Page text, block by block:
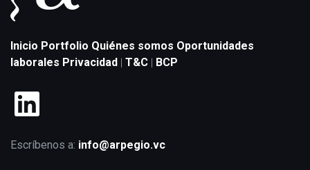
Inicio Portfolio Quiénes somos Oportunidades
laborales Privacidad T&C BCP
LinkedIn
Escríbenos a: info@arpegio.vc